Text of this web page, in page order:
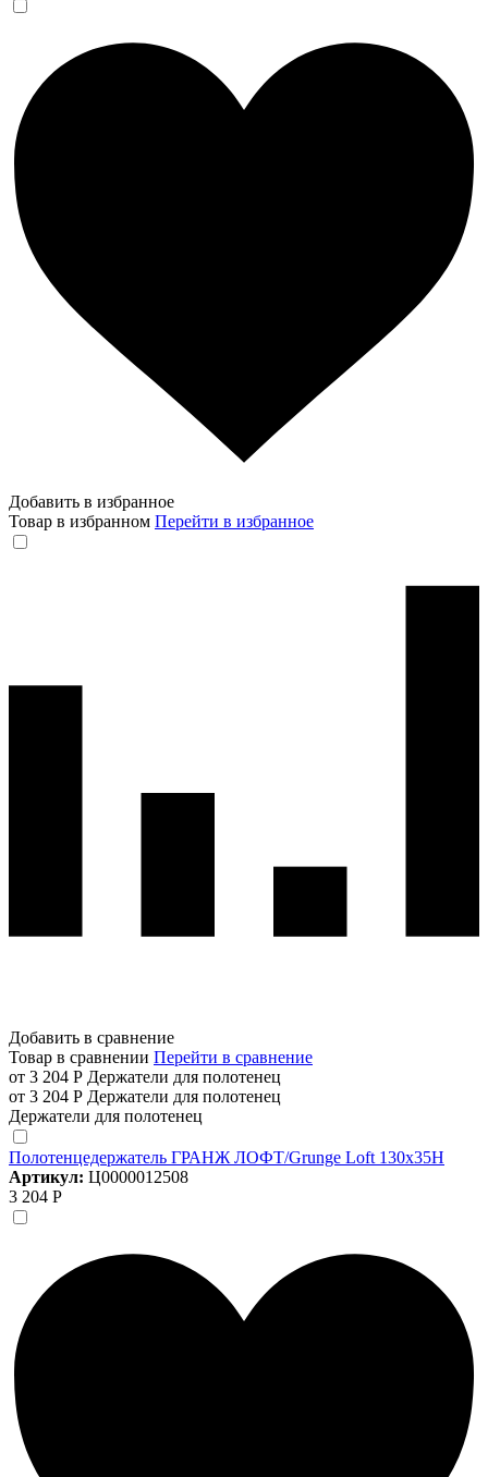
Добавить в избранное
Товар в избранном Перейти в избранное
Добавить в сравнение
Товар в сравнении Перейти в сравнение
от 3 204 Р Держатели для полотенец
от 3 204 Р Держатели для полотенец
Держатели для полотенец
Полотенцедержатель ГРАНЖ ЛОФТ/Grunge Loft 130х35Н
Артикул: Ц0000012508
3 204 Р